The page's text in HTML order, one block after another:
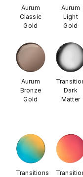
Aurum
Classic
Gold
Aurum
Light
Gold
Aurum
Bronze
Gold
Dark
Matter
Transitions